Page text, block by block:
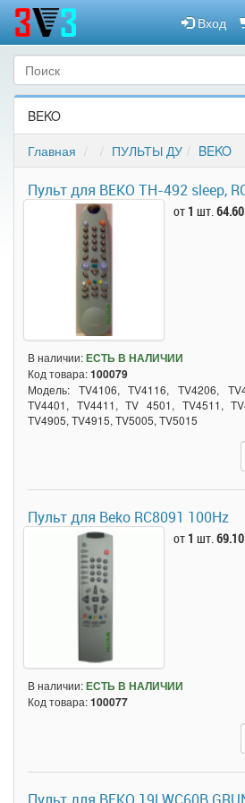
Вход
BEKO
Главная
ПУЛЬТЫ ДУ BEKO
Пульт для BEKO TH-492 sleep,
от 1 шт.
В наличии:ЕСТЬ В НАЛИЧИИ
Код товара:100079
Модель: TV4106, TV4116, TV4206,
TV4401, TV4411, TV 4501, TV4511,
TV4905, TV4915, TV5005, TV5015
Пульт для Beko RC8091 100Hz
от 1 шт.
В наличии:ЕСТЬ В НАЛИЧИИ
Код товара:100077